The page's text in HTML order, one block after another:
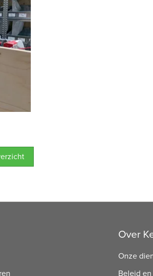
Over
Onze
Beleid